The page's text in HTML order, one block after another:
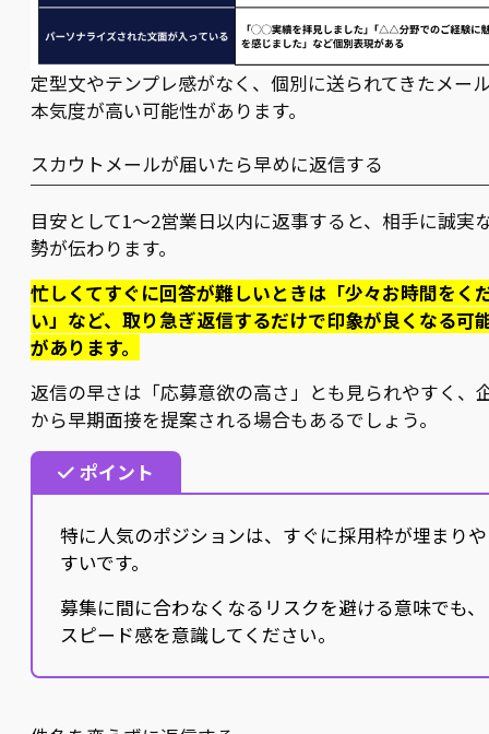
定型文やテンプレ感がなく、個別に送られてきたメー
本気度が高い可能性があります。
スカウトメールが届いたら早めに返信する
目安として1〜2営業日以内に返事すると、相手に誠実
勢が伝わります。
忙しくてすぐに回答が難しいときは「少々お時間をく
い」など、取り急ぎ返信するだけで印象が良くなる可
があります。
返信の早さは「応募意欲の高さ」とも見られやすく、
から早期面接を提案される場合もあるでしょう。
ポイント
特に人気のポジションは、すぐに採用枠が埋まりや
すいです。
募集に間に合わなくなるリスクを避ける意味でも、
スピード感を意識してください。